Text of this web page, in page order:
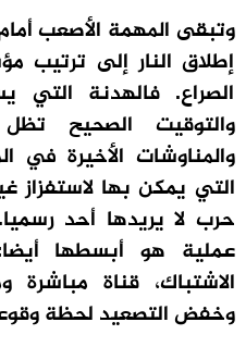
وتبقى المهمة الأصعب
إطلاق النار إلى
الصراع. فالهدنة التي
والتوقيت الصحيح تظل
والمناوشات الأخيرة في
التي يمكن بها
حرب لا يريدها أحد
عملية هو أبسطها
الاشتباك، قناة مباشرة
وخفض التصعيد لحظة